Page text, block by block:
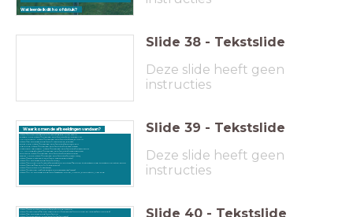
Wat leerde ik dit hoofdstuk?
Slide 38 - Tekstslide
Deze slide heeft geen
instructies
Waar komen de afbeeldingen vandaan?
https://britishheritage.com/history/legend-king-arthur
Ricardo Cruz https://unsplash.com/photos/P8LZaU52NME
Nik Shuliahin- https://unsplash.com/photos/JOzv_pAkcMk
https://en.wikipedia.org/wiki/Merovingian_dynasty
Joost Crop https://unsplash.com/photos/30ZhQoT-8I4
Sigmund https://unsplash.com/photos/uiPt3BApz8g
Victoriano Izquierdo- https://unsplash.com/photos/HoevDVvxInw
Ali Arif Soydaş https://unsplash.com/photos/uwzPks8CE3k
Dimitry B https://unsplash.com/photos/uDl5opHop7E
Daniel Morris https://unsplash.com/photos/v1_0vywMyOQ
https://www.historyhit.com/who-was-charles-martel/
https://nl.wikipedia.org/wiki/Clovis_I
https://allinnet.info/history/the-battle-of-poitiers-fighting-that-determined-the-fate-of-christian-europ
https://stringfixer.com/nl/Feudalisme/
https://wikikids.nl/Leenstelsel
https://historiek.net/het-spaans-moorse-erfgoed/133152/
https://nl.m.wikipedia.org/wiki/Bestand:World_Muslim_Population_Map.png
Slide 39 - Tekstslide
Deze slide heeft geen
instructies
https://www.britannica.com/topic/Viking-people
https://historische-figuren.webnode.nl/tijdvakken/monniken-en-ridders/erik-de-rode/
https://en.wikipedia.org/wiki/Rollo
Slide 40 - Tekstslide